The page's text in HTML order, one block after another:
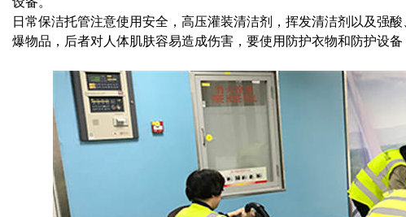
日常保洁托管注意使用安全，高压灌装清洁剂，挥发清洁剂以及强
爆物品，后者对人体肌肤容易造成伤害，要使用防护衣物和防护设备